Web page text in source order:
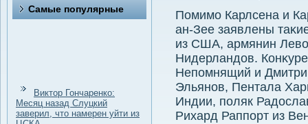
Самые популярные
Виктор Гончаренко:
Месяц назад Слуцкий
заверил, что намерен уйти из
Помимо Карлсена и
ан-Зее заявлены
из США, армянин
Нидерландοв.
Непомнящий и
Эльянов, Пентала
Индии, поляк
Рихард Раппорт из